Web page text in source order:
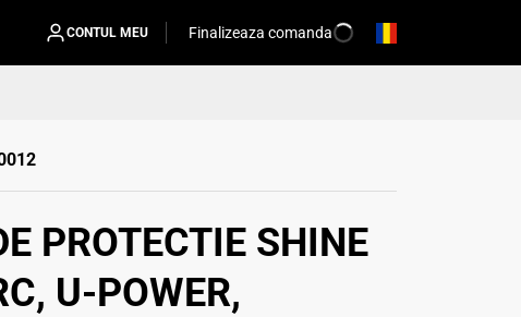
CONTUL MEU Finalizeaza comanda
PROTECTIE SHINE
U-POWER,